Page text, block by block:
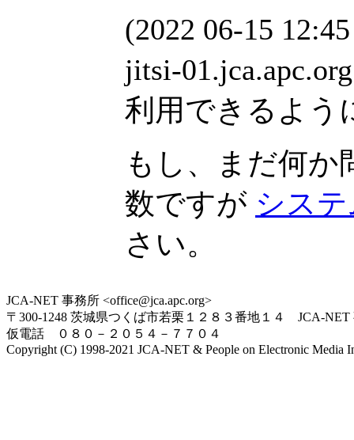
(2022 06-15
jitsi-
利用できるよう
もし、まだ何か
数ですが シス
さい。
JCA-NET 事務所 <office@jca.apc.org>
〒300-1248 茨城県つくば市若栗１２８３番地１４ JCA-NET
仮電話 ０８０－２０５４－７７０４
Copyright (C) 1998-2021 JCA-NET & People on Electronic Media